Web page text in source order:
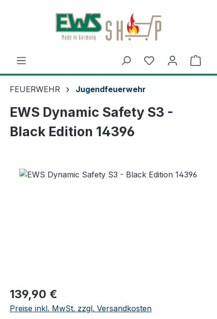
Zum Hauptinhalt springen
FEUERWEHR Jugendfeuerwehr
EWS Dynamic Safety S3 -
Black Edition 14396
Regulärer Preis:
139,90 €
Preise inkl. MwSt. zzgl. Versandkosten